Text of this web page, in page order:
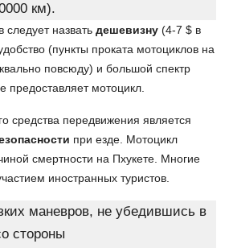
км).
назвать дешевизну (4-7 $ в
(пункты проката мотоциклов на
повсюду) и большой спектр
предоставляет мотоцикл.
средства передвижения является
при езде. Мотоцикл
смертности на Пхукете. Многие
иностранных туристов.
маневров, не убедившись в
стороны